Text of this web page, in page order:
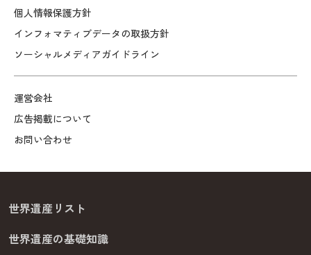
個人情報保護方針
インフォマティブデータの取扱方針
ソーシャルメディアガイドライン
運営会社
広告掲載について
お問い合わせ
世界遺産リスト
世界遺産の基礎知識